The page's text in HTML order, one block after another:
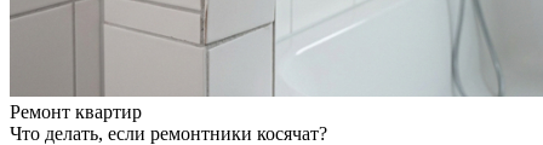
Ремонт квартир
Что делать, если ремонтники косячат?